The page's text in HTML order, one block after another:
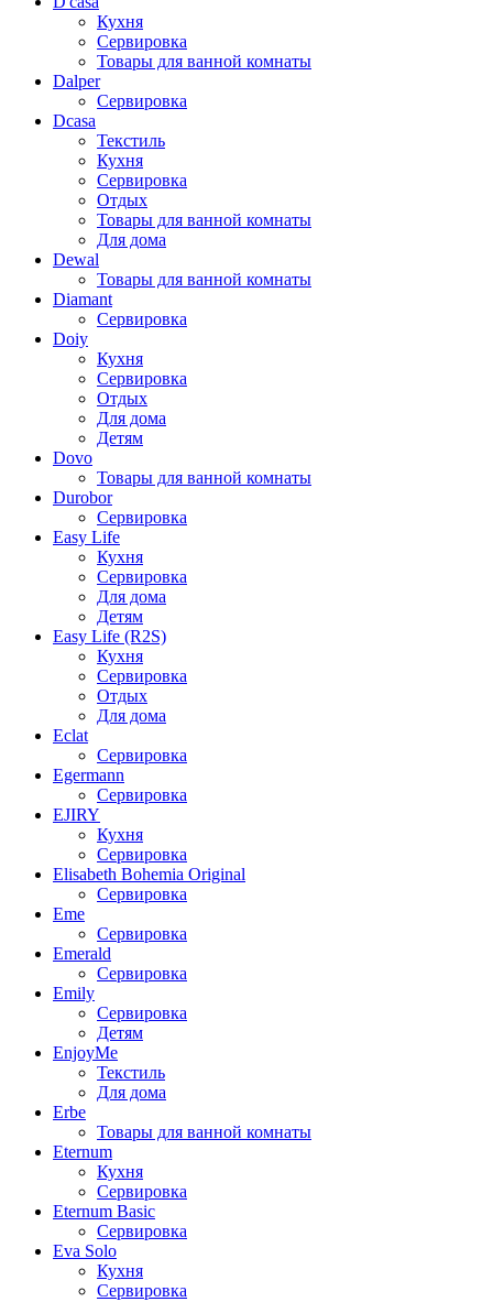
Кухня
Сервировка
Товары для ванной комнаты
Dalper
Сервировка
Dcasa
Текстиль
Кухня
Сервировка
Отдых
Товары для ванной комнаты
Для дома
Dewal
Товары для ванной комнаты
Diamant
Сервировка
Doiy
Кухня
Сервировка
Отдых
Для дома
Детям
Dovo
Товары для ванной комнаты
Durobor
Сервировка
Easy Life
Кухня
Сервировка
Для дома
Детям
Easy Life (R2S)
Кухня
Сервировка
Отдых
Для дома
Eclat
Сервировка
Egermann
Сервировка
EJIRY
Кухня
Сервировка
Elisabeth Bohemia Original
Сервировка
Eme
Сервировка
Emerald
Сервировка
Emily
Сервировка
Детям
EnjoyMe
Текстиль
Для дома
Erbe
Товары для ванной комнаты
Eternum
Кухня
Сервировка
Eternum Basic
Сервировка
Eva Solo
Кухня
Сервировка